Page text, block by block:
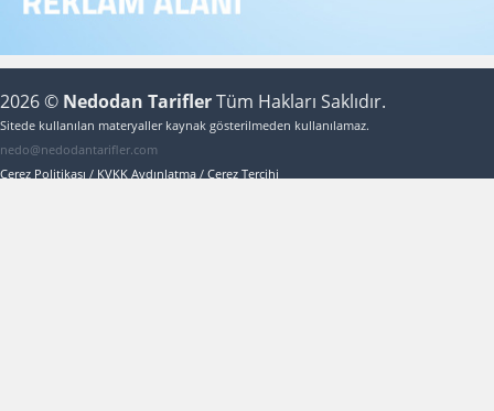
2026 © Nedodan TariflerTüm Hakları Saklıdır.
Sitede kullanılan materyaller kaynak gösterilmeden kullanılamaz.
nedo@nedodantarifler.com
Çerez Politikası / KVKK Aydınlatma / Çerez Tercihi